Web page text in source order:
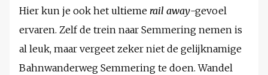
Hier kun je ook het ultieme rail away-gevoel
ervaren. Zelf de trein naar Semmering nemen is
al leuk, maar vergeet zeker niet de gelijknamige
Bahnwanderweg Semmering te doen. Wandel